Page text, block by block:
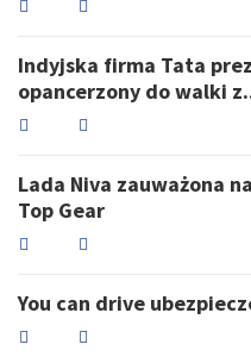
Indyjska firma Tata
opancerzony do walki
Lada Niva zauważona
Top Gear
You can drive